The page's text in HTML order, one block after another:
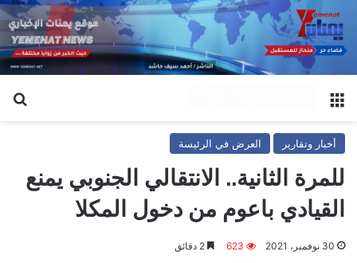
أخبار وتقارير العرض في الرئيسة
للمرة الثانية.. الانتقالي الجنوبي يمنع
القيادي باعوم من دخول المكلا
30 نوفمبر، 2021 623